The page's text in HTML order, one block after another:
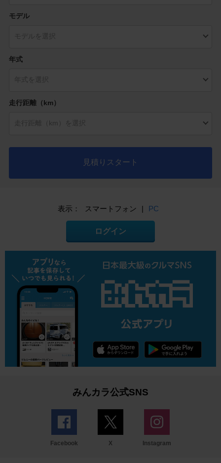
モデル
年式
走行距離（km）
見積りスタート
表示： スマートフォン | PC
ログイン
みんカラ公式SNS
Facebook X Instagram